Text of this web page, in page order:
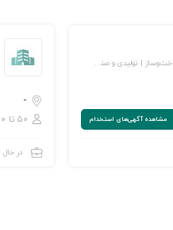
نفت، گاز و پتروشیمی | عمران و ساخت‌وساز | تولیدی و صنعتی
مشاهده‌ آگهی‌های استخدام
-
۵۰ تا ۲۵۰ نفر
در